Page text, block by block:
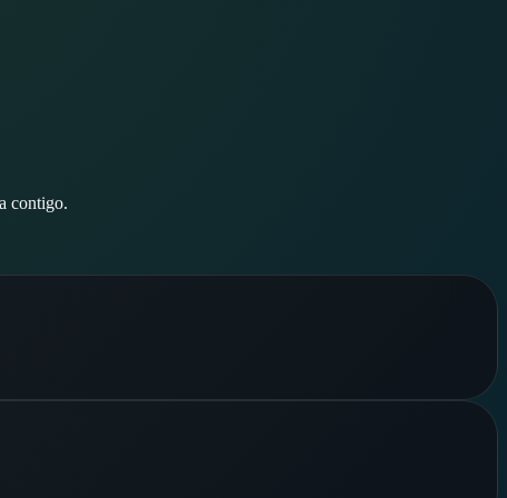
contigo.